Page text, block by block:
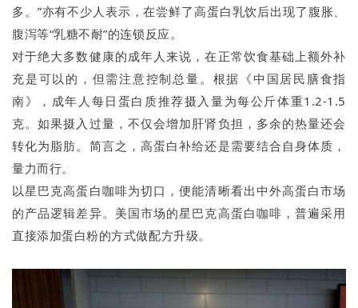
多。”亦有不少人表示，在尝鲜了高蛋白乳饮后出现了腹胀、
腹泻等“乳糖不耐”的连锁反应。
对于绝大多数健康的成年人来说，在正常饮食基础上额外补
充是可以的，但需注意控制总量。根据《中国居民膳食指
南》，成年人每日蛋白质推荐摄入量为每公斤体重1.2-1.5
克。如果摄入过量，不仅会增加肝肾负担，多余的热量还会
转化为脂肪。简言之，高蛋白补给还是需要结合自身体质，
量力而行。
以星巴克高蛋白咖啡为切口，便能清晰看出中外高蛋白市场
的产品逻辑差异。美国市场的星巴克高蛋白咖啡，普遍采用
直接添加蛋白粉的方式做配方升级。